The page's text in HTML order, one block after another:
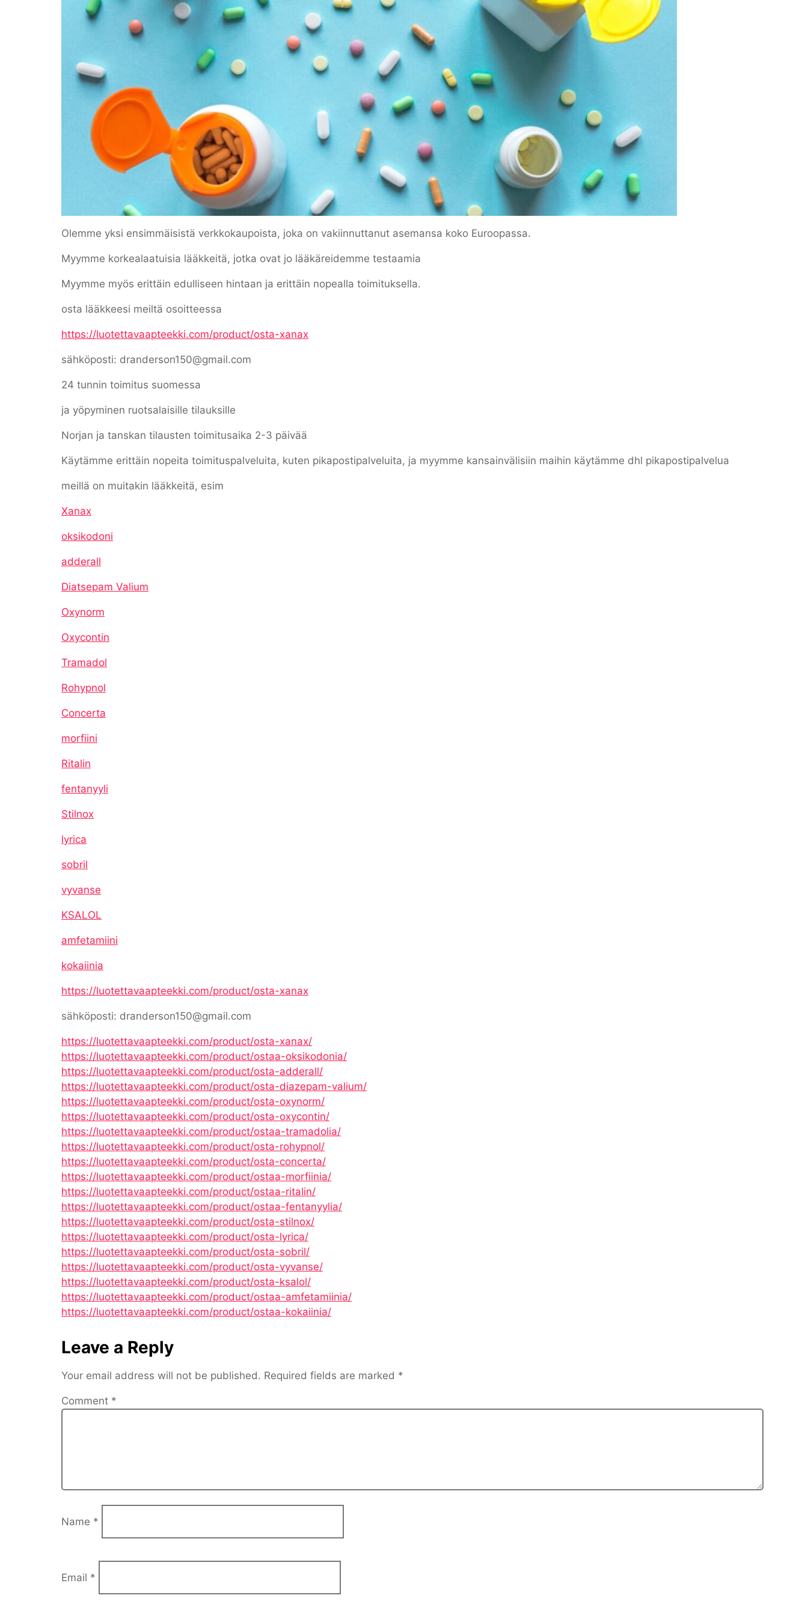
Olemme yksi ensimmäisistä verkkokaupoista, joka on vakiinnuttanut asemansa koko Euroopassa.
Myymme korkealaatuisia lääkkeitä, jotka ovat jo lääkäreidemme testaamia
Myymme myös erittäin edulliseen hintaan ja erittäin nopealla toimituksella.
osta lääkkeesi meiltä osoitteessa
https://luotettavaapteekki.com/product/osta-xanax
sähköposti: dranderson150@gmail.com
24 tunnin toimitus suomessa
ja yöpyminen ruotsalaisille tilauksille
Norjan ja tanskan tilausten toimitusaika 2-3 päivää
Käytämme erittäin nopeita toimituspalveluita, kuten pikapostipalveluita, ja myymme kansainvälisiin maihin käytämme dhl pikapostipalvelua
meillä on muitakin lääkkeitä, esim
Xanax
oksikodoni
adderall
Diatsepam Valium
Oxynorm
Oxycontin
Tramadol
Rohypnol
Concerta
morfiini
Ritalin
fentanyyli
Stilnox
lyrica
sobril
vyvanse
KSALOL
amfetamiini
kokaiinia
https://luotettavaapteekki.com/product/osta-xanax
sähköposti: dranderson150@gmail.com
https://luotettavaapteekki.com/product/osta-xanax/
https://luotettavaapteekki.com/product/ostaa-oksikodonia/
https://luotettavaapteekki.com/product/osta-adderall/
https://luotettavaapteekki.com/product/osta-diazepam-valium/
https://luotettavaapteekki.com/product/osta-oxynorm/
https://luotettavaapteekki.com/product/osta-oxycontin/
https://luotettavaapteekki.com/product/ostaa-tramadolia/
https://luotettavaapteekki.com/product/osta-rohypnol/
https://luotettavaapteekki.com/product/osta-concerta/
https://luotettavaapteekki.com/product/ostaa-morfiinia/
https://luotettavaapteekki.com/product/ostaa-ritalin/
https://luotettavaapteekki.com/product/ostaa-fentanyylia/
https://luotettavaapteekki.com/product/osta-stilnox/
https://luotettavaapteekki.com/product/osta-lyrica/
https://luotettavaapteekki.com/product/osta-sobril/
https://luotettavaapteekki.com/product/osta-vyvanse/
https://luotettavaapteekki.com/product/osta-ksalol/
https://luotettavaapteekki.com/product/ostaa-amfetamiinia/
https://luotettavaapteekki.com/product/ostaa-kokaiinia/
Leave a Reply
Your email address will not be published. Required fields are marked *
Comment *
Name *
Email *